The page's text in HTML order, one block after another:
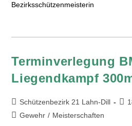
Bezirksschützenmeisterin
Terminverlegung
Liegendkampf
Schützenbezirk 21 Lahn-Dill
Gewehr / Meisterschaften